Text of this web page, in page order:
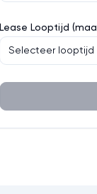
Lease Looptijd
Selecteer looptijd